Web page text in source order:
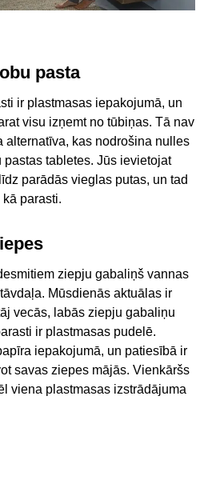
pasta
ir plastmasas iepakojumā, un
visu izņemt no tūbiņas. Tā nav
alternatīva, kas nodrošina nulles
tabletes. Jūs ievietojat
parādās vieglas putas, un tad
parasti.
ziepju gabaliņš vannas
Mūsdienās aktuālas ir
vecās, labās ziepju gabaliņu
ir plastmasas pudelē.
iepakojumā, un patiesībā ir
savas ziepes mājās. Vienkāršs
viena plastmasas izstrādājuma